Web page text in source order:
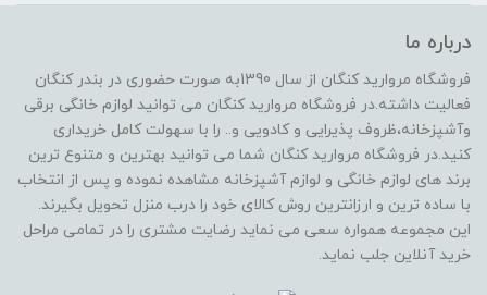
درباره ما
فروشگاه مروارید کنگان از سال 1390به صورت حضوری در بندر کنگان
فعالیت داشته.در فروشگاه مروارید کنگان می توانید لوازم خانگی برقی
وآشپزخانه،ظروف پذیرایی و کادویی و.. را با سهولت کامل خریداری
کنید.در فروشگاه مروارید کنگان شما می توانید بهترین و متنوع ترین
برند های لوازم خانگی و لوازم آشپزخانه مشاهده نموده و پس از انتخاب
با ساده ترین و ارزانترین روش کالای خود را درب منزل تحویل بگیرند.
این مجموعه همواره سعی می نماید رضایت مشتری را در تمامی مراحل
خرید آنلاین جلب نماید.